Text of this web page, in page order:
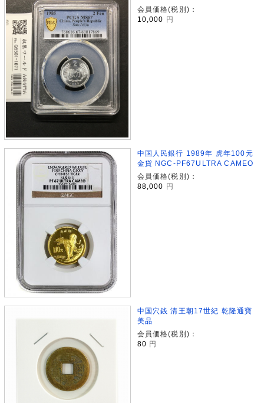
会員価格(税別)：
10,000 円
中国人民銀行 1989年 虎年100元
金貨 NGC-PF67ULTRA CAMEO
会員価格(税別)：
88,000 円
中国穴銭 清王朝17世紀 乾隆通寶
美品
会員価格(税別)：
80 円